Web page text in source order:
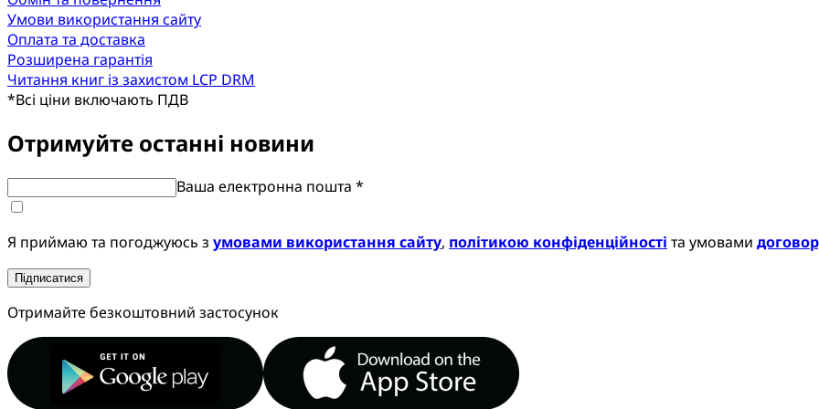
Умови використання сайту
Оплата та доставка
Розширена гарантія
Читання книг із захистом LCP DRM
*Всі ціни включають ПДВ
Отримуйте останні новини
Ваша електронна пошта *
Я приймаю та погоджуюсь з умовами використання сайту, політикою конфіденційності та умовами
Підписатися
Отримайте безкоштовний застосунок